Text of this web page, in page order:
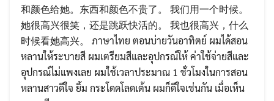
和颜色给她。东西和颜色不贵了。 我们用一个时候。
她很高兴很笑，还是跳跃快活的。 我也很高兴，什么
时候看她高兴。 ภาษาไทย ตอนบ่ายวันอาทิตย์ ผมได้สอน
หลานให้ระบายสี ผมเตรียมสีและอุปกรณ์ให้ ค่าใช้จ่ายสีและ
อุปกรณ์ไม่แพงเลย ผมใช้เวลาประมาณ 1 ชั่วโมงในการสอน
หลานสาวดีใจ ยิ้ม กระโดดโลดเต้น ผมก็ดีใจเช่นกัน เมื่อเห็น